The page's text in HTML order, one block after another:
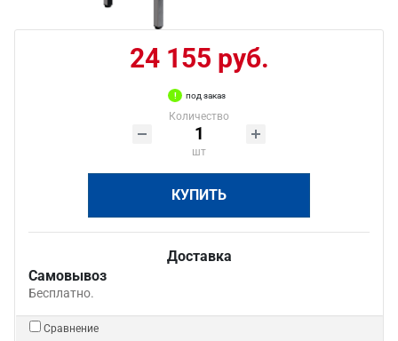
24 155 руб.
под заказ
Количество
шт
КУПИТЬ
Доставка
Самовывоз
Бесплатно.
Сравнение